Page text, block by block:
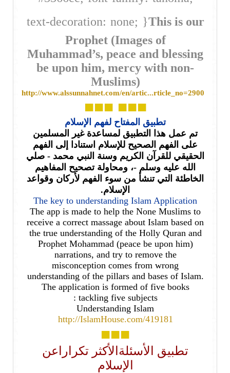
text-decoration: none; }This is our
Prophet (Images of
Muhammad’s, peace and blessing
be upon him, mercy with non-
Muslims)
http://www.alssunnahnet.com/en/artic...rticle_no=2900
■■■
■■■
تطبيق المفتاح لفهم الإسلام
تم عمل هذا التطبيق لمساعدة غير المسلمين
على الفهم الصحيح للإسلام استنادا إلى الفهم
الحقيقي للقرآن الكريم وسنة النبي محمد - صلي
الله عليه وسلم -، ومحاولة تصحيح المفاهيم
الخاطئة التي تنشأ من سوء الفهم لأركان وقواعد
الإسلام.
The key to understanding Islam Application
The app is made to help the None Muslims to
receive a correct massage about Islam based on
the true understanding of the Holly Quran and
Prophet Mohammad (peace be upon him)
narrations, and try to remove the
misconception comes from wrong
understanding of the pillars and bases of Islam.
The application is formed of five books
tackling five subjects :
Understanding Islam
http://IslamHouse.com/419181
■■■
تطبيق الأسئلة الأكثر تكرارا عن
الإسلام